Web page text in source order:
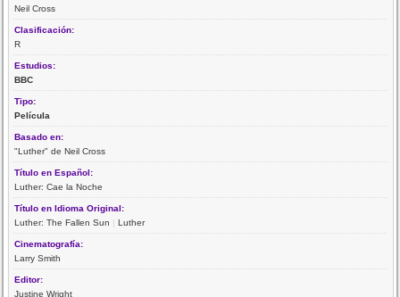
Neil Cross
Clasificación:
R
Estudios:
BBC
Tipo:
Película
Basado en:
"Luther" de Neil Cross
Título en Español:
Luther: Cae la Noche
Título en Idioma Original:
Luther: The Fallen Sun |Luther
Cinematografía:
Larry Smith
Editor:
Justine Wright